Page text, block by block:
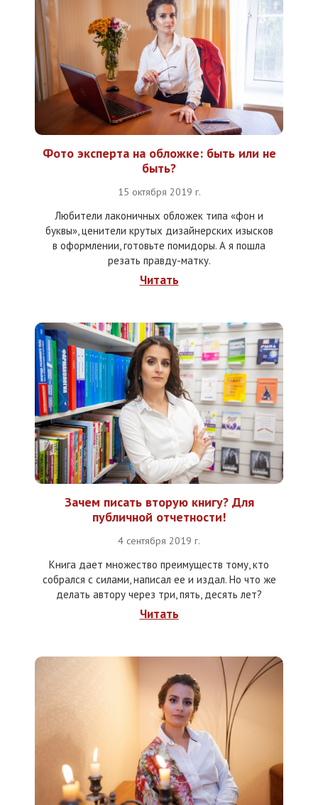
Фото эксперта на обложке: быть или не
быть?
15 октября 2019 г.
Любители лаконичных обложек типа «фон и
буквы», ценители крутых дизайнерских изысков
в оформлении, готовьте помидоры. А я пошла
резать правду-матку.
Читать
Зачем писать вторую книгу? Для
публичной отчетности!
4 сентября 2019 г.
Книга дает множество преимуществ тому, кто
собрался с силами, написал ее и издал. Но что же
делать автору через три, пять, десять лет?
Читать